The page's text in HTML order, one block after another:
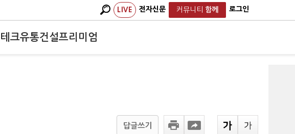
LIVE 전자신문 커뮤니티 함께 로그인
테크유통건설프리미엄
답글쓰기